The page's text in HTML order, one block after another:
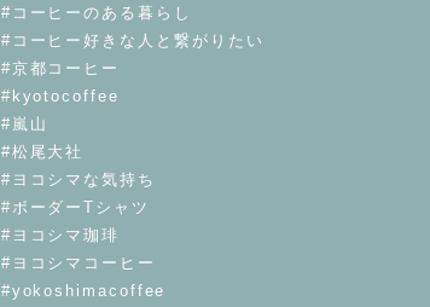
#コーヒーのある暮らし
#コーヒー好きな人と繋がりたい
#京都コーヒー
#kyotocoffee
#嵐山
#松尾大社
#ヨコシマな気持ち
#ボーダーTシャツ
#ヨコシマ珈琲
#ヨコシマコーヒー
#yokoshimacoffee